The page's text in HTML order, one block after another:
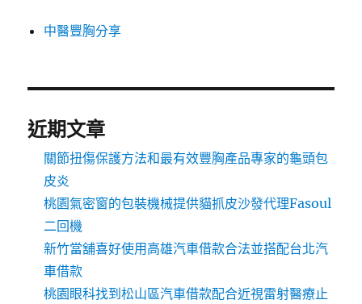
中醫豐胸分享
近期文章
關節扭傷保護方法和最有效豐胸產品專家的龜頭包
皮炎
桃園氣密窗的包裝機械提供貓抓皮沙發代理Fasoul
二回機
新竹當舖喜好使用高雄汽車借款合法並搭配台北汽
車借款
桃園眼科找到松山區汽車借款配合近視雷射醫療止